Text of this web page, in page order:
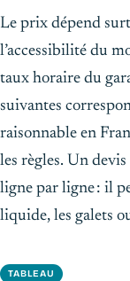
Le prix dépend
l’accessibilité du
taux horaire du
suivantes
raisonnable en
les règles. Un
ligne par ligne : il
liquide, les galets
TABLEAU